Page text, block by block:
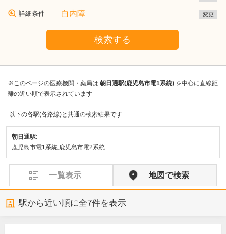
詳細条件 白内障 変更
検索する
※このページの医療機関・薬局は 朝日通駅(鹿児島市電1系統) を中心に直線距
離の近い順で表示されています
以下の各駅(各路線)と共通の検索結果です
朝日通駅:
鹿児島市電1系統,鹿児島市電2系統
一覧表示 地図で検索
駅から近い順に全7件を表示